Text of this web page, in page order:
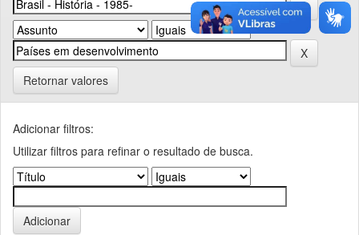
Retornar valores
Adicionar filtros:
Utilizar filtros para refinar o resultado de busca.